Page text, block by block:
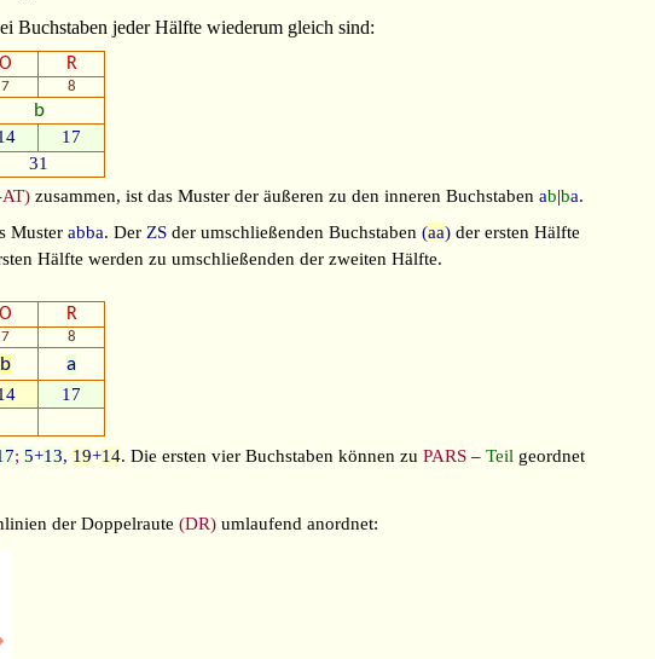
Buchstaben jeder Hälfte wiederum gleich sind:
O R
7 8
b
17
31
zusammen, ist das Muster der äußeren zu den inneren Buchstabenab|ba.
Musterabba. Der ZS der umschließenden Buchstaben(aa) der ersten Hälfte
Hälfte werden zu umschließenden der zweiten Hälfte.
O R
7 8
b a
17
; 5+13, 19+14. Die ersten vier Buchstaben können zuPARS –Teil geordnet
der Doppelraute(DR) umlaufend anordnet: